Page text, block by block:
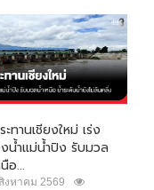
ทานเชียงใหม่ เร่ง
น้ำแม่น้ำปิง รับมวล
อ...
งหาคม 2569